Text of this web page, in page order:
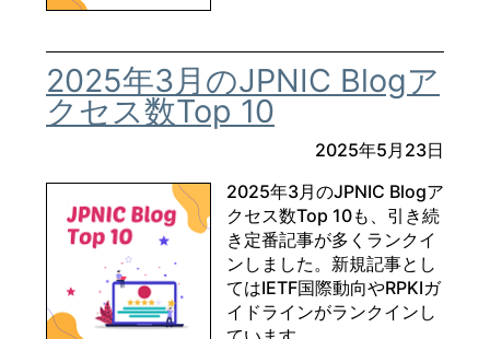
2025年3月のJPNIC Blogア
クセス数Top 10
2025年5月23日
2025年3月のJPNIC Blogア
クセス数Top 10も、引き続
き定番記事が多くランクイ
ンしました。新規記事とし
てはIETF国際動向やRPKIガ
イドラインがランクインし